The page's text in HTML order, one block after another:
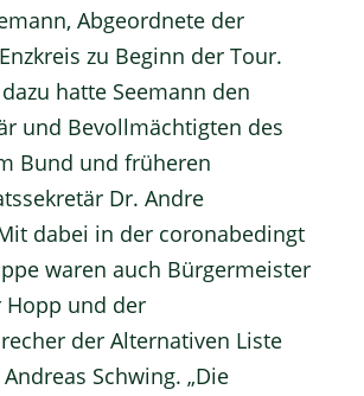
Abgeordnete der
zu Beginn der Tour.
hatte Seemann den
und Bevollmächtigten des
Bund und früheren
Dr. Andre
dabei in der coronabedingt
waren auch Bürgermeister
Hopp und der
der Alternativen Liste
Schwing. „Die